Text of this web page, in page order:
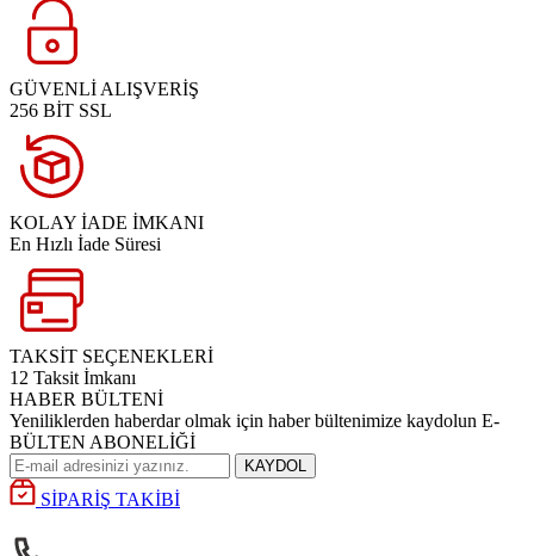
GÜVENLİ ALIŞVERİŞ
256 BİT SSL
KOLAY İADE İMKANI
En Hızlı İade Süresi
TAKSİT SEÇENEKLERİ
12 Taksit İmkanı
HABER BÜLTENİ
Yeniliklerden haberdar olmak için haber bültenimize kaydolun E-
BÜLTEN ABONELİĞİ
KAYDOL
SİPARİŞ TAKİBİ